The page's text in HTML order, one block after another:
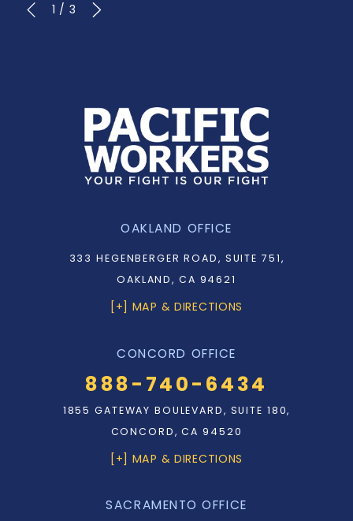
1 / 3
OAKLAND OFFICE
333 HEGENBERGER ROAD, SUITE 751,
OAKLAND, CA 94621
[+] MAP & DIRECTIONS
CONCORD OFFICE
888-740-6434
1855 GATEWAY BOULEVARD, SUITE 180,
CONCORD, CA 94520
[+] MAP & DIRECTIONS
SACRAMENTO OFFICE